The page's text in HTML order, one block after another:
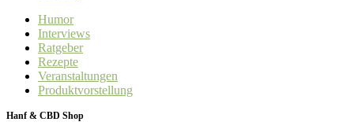
Humor
Interviews
Ratgeber
Rezepte
Veranstaltungen
Produktvorstellung
Hanf & CBD Shop